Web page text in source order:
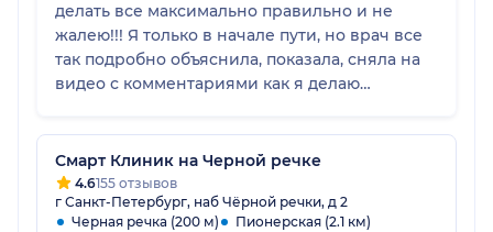
делать все максимально правильно и не
жалею!!! Я только в начале пути, но врач все
так подробно объяснила, показала, сняла на
видео с комментариями как я делаю
собой, что я вот уже чувствую улучшение!!!
Тренируюсь и жду следующий этап с
нетерпением и интересом)))
Смарт Клиник на Черной речке
4.6155 отзывов
г Санкт-Петербург, наб Чёрной речки, д 2
Черная речка (200 м)
Пионерская (2.1 км)